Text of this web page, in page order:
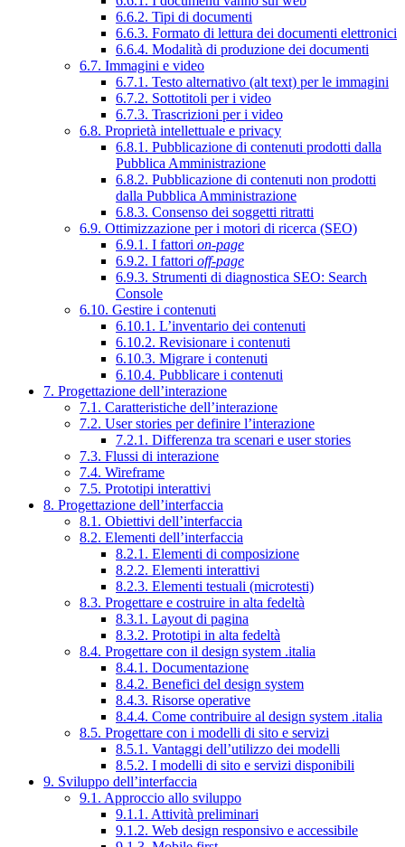
6.6.2. Tipi di documenti
6.6.3. Formato di lettura dei documenti elettronici
6.6.4. Modalità di produzione dei documenti
6.7. Immagini e video
6.7.1. Testo alternativo (alt text) per le immagini
6.7.2. Sottotitoli per i video
6.7.3. Trascrizioni per i video
6.8. Proprietà intellettuale e privacy
6.8.1. Pubblicazione di contenuti prodotti dalla
Pubblica Amministrazione
6.8.2. Pubblicazione di contenuti non prodotti
dalla Pubblica Amministrazione
6.8.3. Consenso dei soggetti ritratti
6.9. Ottimizzazione per i motori di ricerca (SEO)
6.9.1. I fattori on-page
6.9.2. I fattori off-page
6.9.3. Strumenti di diagnostica SEO: Search
Console
6.10. Gestire i contenuti
6.10.1. L’inventario dei contenuti
6.10.2. Revisionare i contenuti
6.10.3. Migrare i contenuti
6.10.4. Pubblicare i contenuti
7. Progettazione dell’interazione
7.1. Caratteristiche dell’interazione
7.2. User stories per definire l’interazione
7.2.1. Differenza tra scenari e user stories
7.3. Flussi di interazione
7.4. Wireframe
7.5. Prototipi interattivi
8. Progettazione dell’interfaccia
8.1. Obiettivi dell’interfaccia
8.2. Elementi dell’interfaccia
8.2.1. Elementi di composizione
8.2.2. Elementi interattivi
8.2.3. Elementi testuali (microtesti)
8.3. Progettare e costruire in alta fedeltà
8.3.1. Layout di pagina
8.3.2. Prototipi in alta fedeltà
8.4. Progettare con il design system .italia
8.4.1. Documentazione
8.4.2. Benefici del design system
8.4.3. Risorse operative
8.4.4. Come contribuire al design system .italia
8.5. Progettare con i modelli di sito e servizi
8.5.1. Vantaggi dell’utilizzo dei modelli
8.5.2. I modelli di sito e servizi disponibili
9. Sviluppo dell’interfaccia
9.1. Approccio allo sviluppo
9.1.1. Attività preliminari
9.1.2. Web design responsivo e accessibile